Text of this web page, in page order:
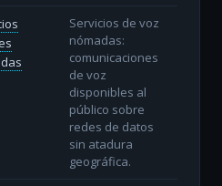
Servicios de voz
nómadas:
comunicaciones
de voz
disponibles al
público sobre
redes de datos
sin atadura
geográfica.